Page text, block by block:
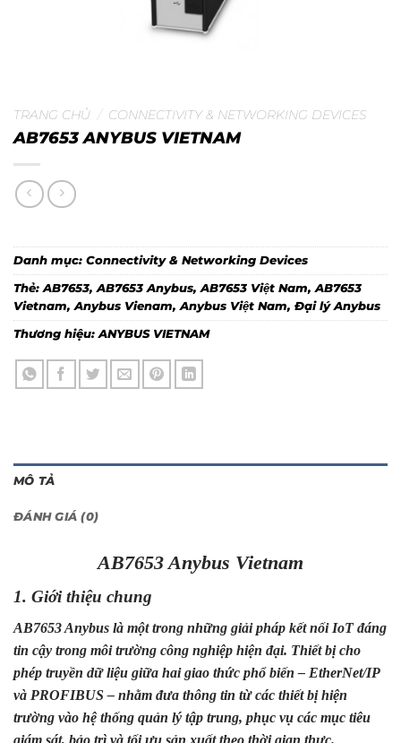
TRANG CHỦ / CONNECTIVITY & NETWORKING DEVICES
AB7653 ANYBUS VIETNAM
Danh mục: Connectivity & Networking Devices
Thẻ:AB7653,AB7653 Anybus,AB7653 Việt Nam,AB7653
Vietnam,Anybus Vienam,Anybus Việt Nam, Đại lý Anybus
Thương hiệu:ANYBUS VIETNAM
MÔ TẢ
ĐÁNH GIÁ (0)
AB7653 Anybus Vietnam
1. Giới thiệu chung
AB7653 Anybus là một trong những giải pháp kết nối IoT đáng
tin cậy trong môi trường công nghiệp hiện đại. Thiết bị cho
phép truyền dữ liệu giữa hai giao thức phổ biến – EtherNet/IP
và PROFIBUS – nhằm đưa thông tin từ các thiết bị hiện
trường vào hệ thống quản lý tập trung, phục vụ các mục tiêu
giám sát, bảo trì và tối ưu sản xuất theo thời gian thực.